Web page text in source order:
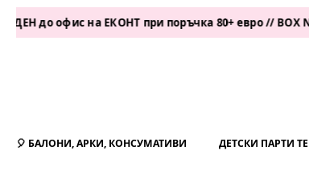
на ЕКОНТ при поръчка 80+ евро // BOX NOW
🎈 БАЛОНИ, АРКИ, КОНСУМАТИВИ ДЕТСКИ ПАРТИ